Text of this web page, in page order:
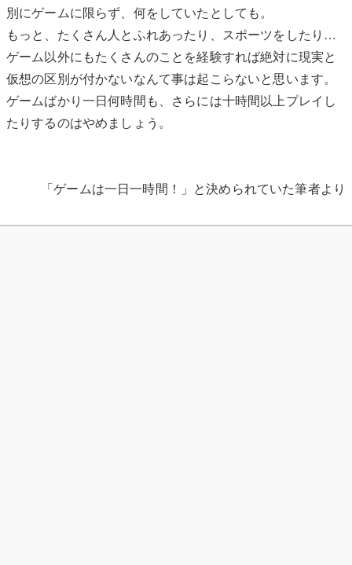
別にゲームに限らず、何をしていたとしても。
もっと、たくさん人とふれあったり、スポーツをしたり…
ゲーム以外にもたくさんのことを経験すれば絶対に現実と
仮想の区別が付かないなんて事は起こらないと思います。
ゲームばかり一日何時間も、さらには十時間以上プレイし
たりするのはやめましょう。
「ゲームは一日一時間！」と決められていた筆者より